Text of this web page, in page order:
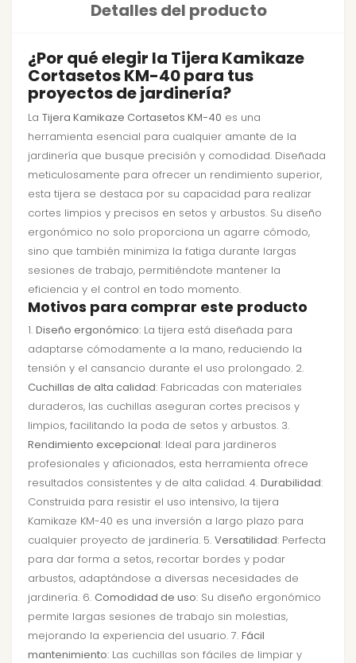
Detalles del producto
¿Por qué elegir la Tijera Kamikaze
Cortasetos KM-40 para tus
proyectos de jardinería?
La Tijera Kamikaze Cortasetos KM-40 es una
herramienta esencial para cualquier amante de la
jardinería que busque precisión y comodidad. Diseñada
meticulosamente para ofrecer un rendimiento superior,
esta tijera se destaca por su capacidad para realizar
cortes limpios y precisos en setos y arbustos. Su diseño
ergonómico no solo proporciona un agarre cómodo,
sino que también minimiza la fatiga durante largas
sesiones de trabajo, permitiéndote mantener la
eficiencia y el control en todo momento.
Motivos para comprar este producto
1. Diseño ergonómico: La tijera está diseñada para
adaptarse cómodamente a la mano, reduciendo la
tensión y el cansancio durante el uso prolongado. 2.
Cuchillas de alta calidad: Fabricadas con materiales
duraderos, las cuchillas aseguran cortes precisos y
limpios, facilitando la poda de setos y arbustos. 3.
Rendimiento excepcional: Ideal para jardineros
profesionales y aficionados, esta herramienta ofrece
resultados consistentes y de alta calidad. 4. Durabilidad:
Construida para resistir el uso intensivo, la tijera
Kamikaze KM-40 es una inversión a largo plazo para
cualquier proyecto de jardinería. 5. Versatilidad: Perfecta
para dar forma a setos, recortar bordes y podar
arbustos, adaptándose a diversas necesidades de
jardinería. 6. Comodidad de uso: Su diseño ergonómico
permite largas sesiones de trabajo sin molestias,
mejorando la experiencia del usuario. 7. Fácil
mantenimiento: Las cuchillas son fáciles de limpiar y